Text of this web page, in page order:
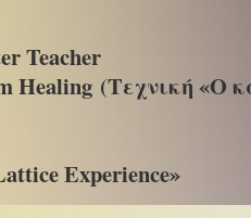
Teacher
Healing (Τεχνική «Ο
Experience»